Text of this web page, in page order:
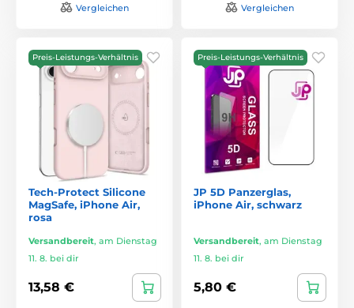
Vergleichen Vergleichen
Preis-Leistungs-Verhältnis
Tech-Protect Silicone
MagSafe, iPhone Air,
rosa
Versandbereit, am Dienstag
11. 8. bei dir
13,58 €
Preis-Leistungs-Verhältnis
JP 5D Panzerglas,
iPhone Air, schwarz
Versandbereit, am Dienstag
11. 8. bei dir
5,80 €